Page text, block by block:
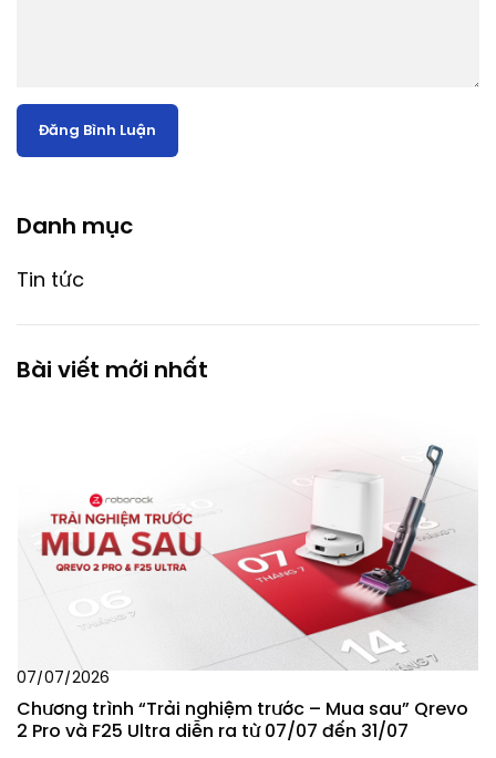
Danh mục
Tin tức
Bài viết mới nhất
07/07/2026
Chương trình “Trải nghiệm trước – Mua sau” Qrevo
2 Pro và F25 Ultra diễn ra từ 07/07 đến 31/07